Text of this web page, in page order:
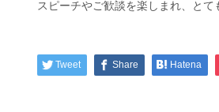
スピーチやご歓談を楽しまれ、とて
Tweet Share Hatena